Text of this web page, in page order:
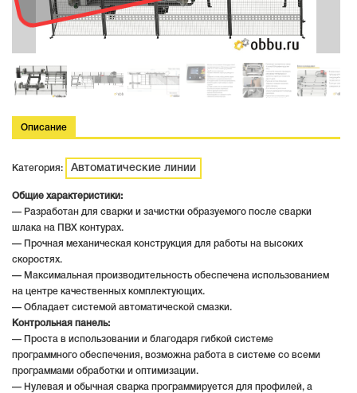
Описание
Категория: Автоматические линии
Общие характеристики:
— Разработан для сварки и зачистки образуемого после сварки
шлака на ПВХ контурах.
— Прочная механическая конструкция для работы на высоких
скоростях.
— Максимальная производительность обеспечена использованием
на центре качественных комплектующих.
— Обладает системой автоматической смазки.
Контрольная панель:
— Проста в использовании и благодаря гибкой системе
программного обеспечения, возможна работа в системе со всеми
программами обработки и оптимизации.
— Нулевая и обычная сварка программируется для профилей, а